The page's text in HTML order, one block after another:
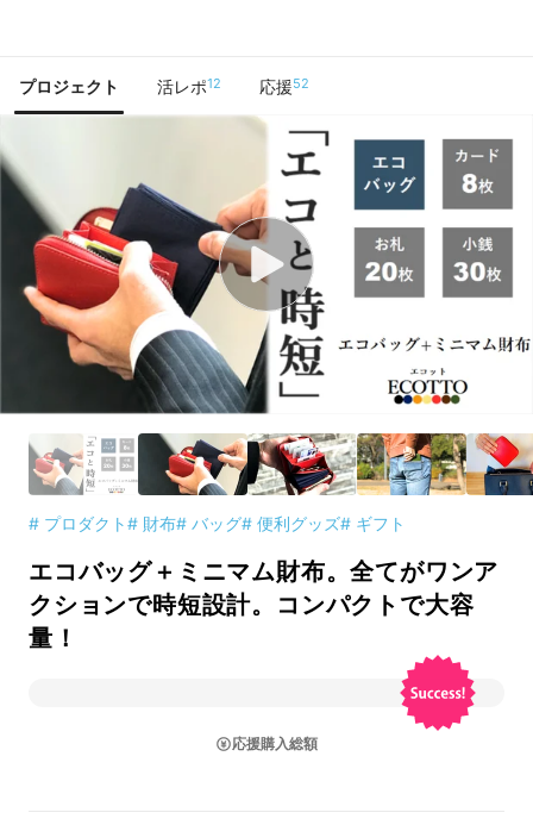
プロジェクト 活レポ12 応援52
# プロダクト# 財布# バッグ# 便利グッズ# ギフト
エコバッグ＋ミニマム財布。全てがワンア
クションで時短設計。コンパクトで大容
量！
応援購入総額